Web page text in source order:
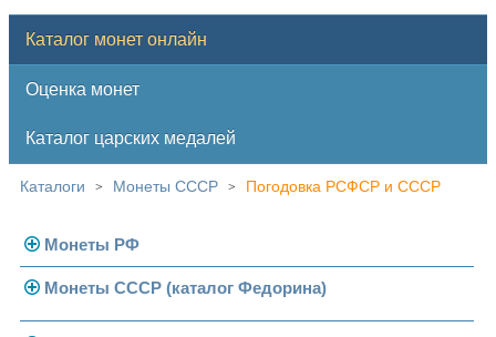
Каталог монет онлайн
Оценка монет
Каталог царских медалей
Каталоги > Монеты СССР > Погодовка РСФСР и СССР
Монеты РФ
Современная Россия
Монеты СССР (каталог Федорина)